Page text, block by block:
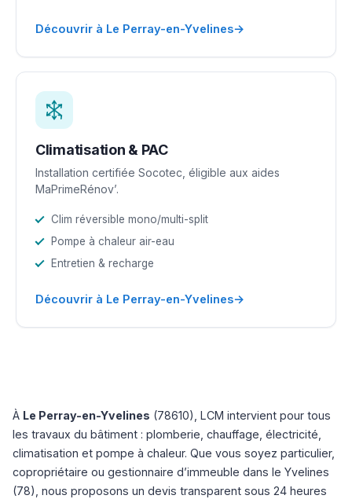
Découvrir à Le Perray-en-Yvelines→
Climatisation & PAC
Installation certifiée Socotec, éligible aux aides
MaPrimeRénov’.
Clim réversible mono/multi-split
Pompe à chaleur air-eau
Entretien & recharge
Découvrir à Le Perray-en-Yvelines→
À Le Perray-en-Yvelines (78610), LCM intervient pour tous
les travaux du bâtiment : plomberie, chauffage, électricité,
climatisation et pompe à chaleur. Que vous soyez particulier,
copropriétaire ou gestionnaire d’immeuble dans le Yvelines
(78), nous proposons un devis transparent sous 24 heures